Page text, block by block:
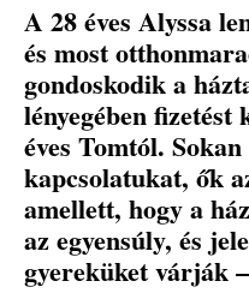
A 28 éves Alyssa
és most
gondoskodik a
lényegében
éves Tomtól.
kapcsolatukat, ők
amellett, hogy a
az egyensúly, és
gyereküket várják